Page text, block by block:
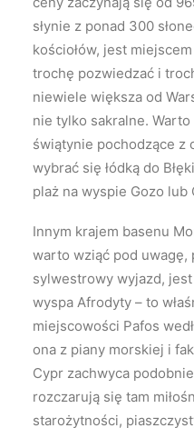
słynie z ponad 300
kościołów, jest
trochę pozwiedzać i
niewiele większa od
nie tylko sakralne.
świątynie pochodzące z
wybrać się łódką do
plaż na wyspie Gozo lub
Innym krajem basenu
warto wziąć pod uwagę,
sylwestrowy wyjazd,
wyspa Afrodyty – to
miejscowości Pafos
ona z piany morskiej i
Cypr zachwyca
rozczarują się tam
starożytności,